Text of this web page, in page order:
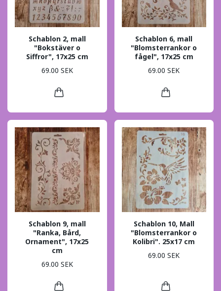
Schablon 2, mall
"Bokstäver o
Siffror", 17x25 cm
69.00 SEK
Schablon 6, mall
"Blomsterrankor o
fågel", 17x25 cm
69.00 SEK
Schablon 9, mall
"Ranka, Bård,
Ornament", 17x25
cm
69.00 SEK
Schablon 10, Mall
"Blomsterrankor o
Kolibri". 25x17 cm
69.00 SEK